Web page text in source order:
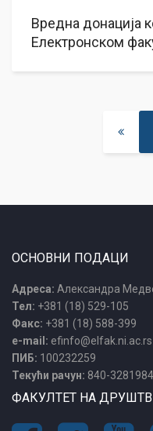
Вредна донација
Електронском
ОСНОВНИ ПОДАЦИ
Адреса: Александра
Тел: +381 (18) 529-105
Факс: +381 (18) 588-399
e-mail: efinfo@elfak.ni.ac.rs
ПИБ: 100232259
Текући рачун: 840-
ФАКУЛТЕТ НА